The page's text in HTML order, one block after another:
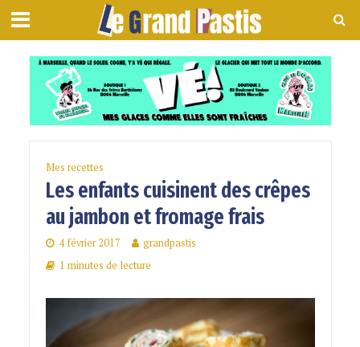
Mes recettes
Les enfants cuisinent des crêpes
au jambon et fromage frais
4 février 2017
grandpastis
1 minutes de lecture